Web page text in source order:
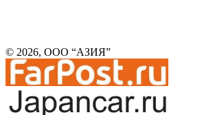
© 2026, ООО “АЗИЯ”